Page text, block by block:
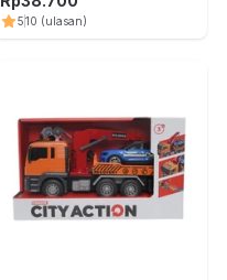
510 (ulasan)